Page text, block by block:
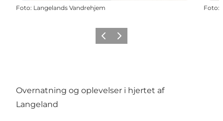
Foto: Langelands Vandrehjem Foto:
ForrigeNæste
Overnatning og oplevelser i hjertet af
Langeland